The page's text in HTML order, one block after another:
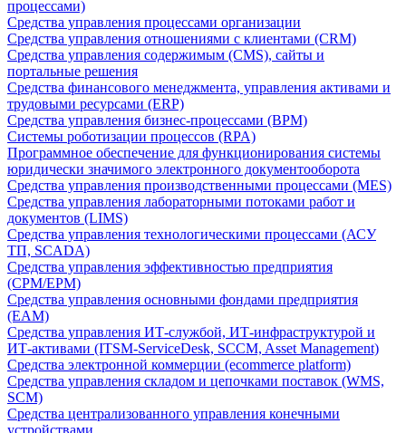
процессами)
Средства управления процессами организации
Средства управления отношениями с клиентами (CRM)
Средства управления содержимым (CMS), сайты и
портальные решения
Средства финансового менеджмента, управления активами и
трудовыми ресурсами (ERP)
Средства управления бизнес-процессами (BPM)
Системы роботизации процессов (RPA)
Программное обеспечение для функционирования системы
юридически значимого электронного документооборота
Средства управления производственными процессами (MES)
Средства управления лабораторными потоками работ и
документов (LIMS)
Средства управления технологическими процессами (АСУ
ТП, SCADA)
Средства управления эффективностью предприятия
(CPM/EPM)
Средства управления основными фондами предприятия
(EAM)
Средства управления ИТ-службой, ИТ-инфраструктурой и
ИТ-активами (ITSM-ServiceDesk, SCCM, Asset Management)
Средства электронной коммерции (ecommerce platform)
Средства управления складом и цепочками поставок (WMS,
SCM)
Средства централизованного управления конечными
устройствами